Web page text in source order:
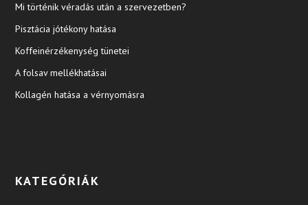
Mi történik véradás után a szervezetben?
Pisztácia jótékony hatása
Koffeinérzékenység tünetei
A folsav mellékhatásai
Kollagén hatása a vérnyomásra
KATEGÓRIÁK